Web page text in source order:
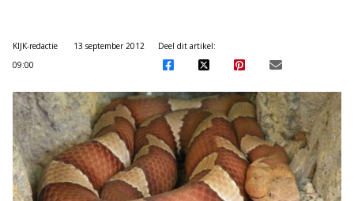
KIJK-redactie
13 september 2012
09:00
Deel dit artikel: